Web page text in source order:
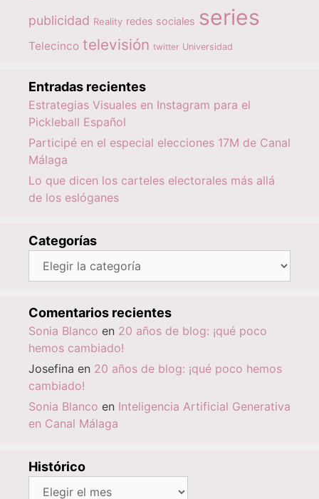
publicidad Reality redes sociales series
Telecinco televisión twitter Universidad
Entradas recientes
Estrategias Visuales en Instagram para el
Pickleball Español
Participé en el especial elecciones 17M de Canal
Málaga
Lo que dicen los carteles electorales más allá
de los eslóganes
Categorías
Categorías
Comentarios recientes
Sonia Blanco en 20 años de blog: ¡qué poco
hemos cambiado!
Josefina en 20 años de blog: ¡qué poco hemos
cambiado!
Sonia Blanco en Inteligencia Artificial Generativa
en Canal Málaga
Histórico
Histórico